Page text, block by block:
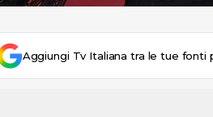
Aggiungi Tv Italiana tra le tue fonti